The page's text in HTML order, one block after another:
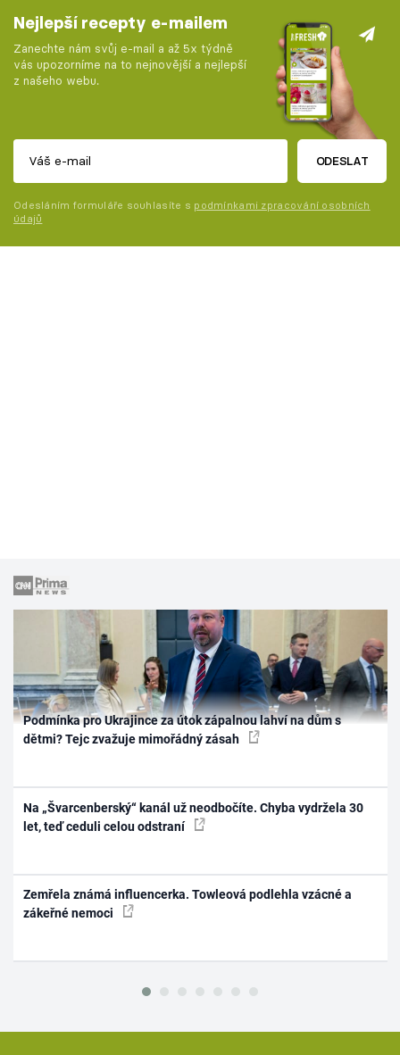
Nejlepší recepty e-mailem
Zanechte nám svůj e-mail a až 5x týdně
vás upozorníme na to nejnovější a nejlepší
z našeho webu.
ODESLAT
Odesláním formuláře souhlasíte s podmínkami zpracování osobních
údajů
Podmínka pro Ukrajince za útok zápalnou lahví na dům s
dětmi? Tejc zvažuje mimořádný zásah
Na „Švarcenberský“ kanál už neodbočíte. Chyba vydržela 30
let, teď ceduli celou odstraní
Zemřela známá influencerka. Towleová podlehla vzácné a
zákeřné nemoci